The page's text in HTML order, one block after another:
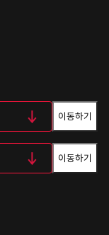
이동하기
이동하기